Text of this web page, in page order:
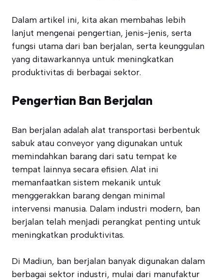
Dalam artikel ini, kita akan membahas lebih
lanjut mengenai pengertian, jenis-jenis, serta
fungsi utama dari ban berjalan, serta keunggulan
yang ditawarkannya untuk meningkatkan
produktivitas di berbagai sektor.
Pengertian Ban Berjalan
Ban berjalan adalah alat transportasi berbentuk
sabuk atau conveyor yang digunakan untuk
memindahkan barang dari satu tempat ke
tempat lainnya secara efisien. Alat ini
memanfaatkan sistem mekanik untuk
menggerakkan barang dengan minimal
intervensi manusia. Dalam industri modern, ban
berjalan telah menjadi perangkat penting untuk
meningkatkan produktivitas.
Di Madiun, ban berjalan banyak digunakan dalam
berbagai sektor industri, mulai dari manufaktur